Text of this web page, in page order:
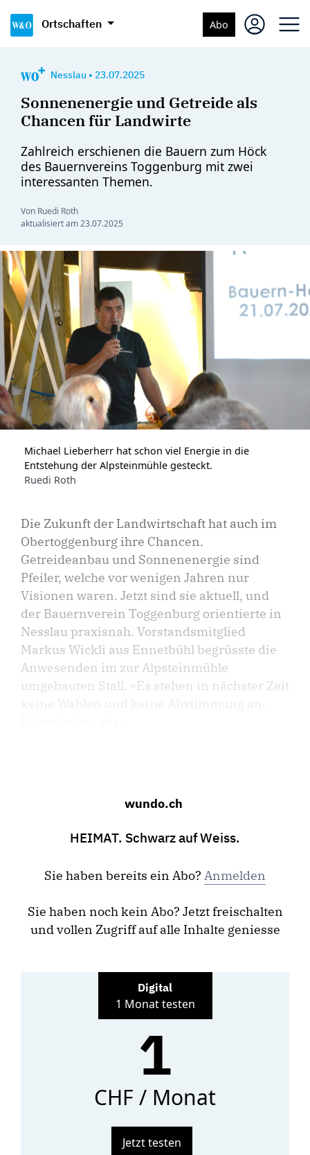
Ortschaften Abo
Nesslau • 23.07.2025
Sonnenenergie und Getreide als
Chancen für Landwirte
Zahlreich erschienen die Bauern zum Höck
des Bauernvereins Toggenburg mit zwei
interessanten Themen.
Von Ruedi Roth
aktualisiert am23.07.2025
Michael Lieberherr hat schon viel Energie in die
Entstehung der Alpsteinmühle gesteckt.
Ruedi Roth
Die Zukunft der Landwirtschaft hat auch im
Obertoggenburg ihre Chancen.
Getreideanbau und Sonnenenergie sind
Pfeiler, welche vor wenigen Jahren nur
Visionen waren. Jetzt sind sie aktuell, und
der Bauernverein Toggenburg orientierte in
Nesslau praxis­nah. Vorstandsmitglied
Markus Wick­li aus Ennetbühl begrüsste die
Anwesenden im zur Alpsteinmühle
umgebauten Stall. «Es stehen in nächster Zeit
wundo.ch
HEIMAT. Schwarz auf Weiss.
Sie haben bereits ein Abo? Anmelden
Sie haben noch kein Abo? Jetzt freischalten
und vollen Zugriff auf alle Inhalte geniesse
Digital
1 Monat testen
1
CHF / Monat
Jetzt testen